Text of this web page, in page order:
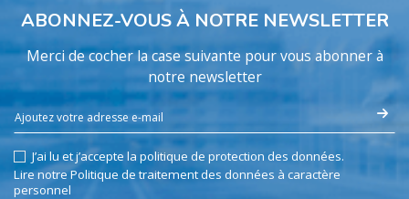
ABONNEZ-VOUS À NOTRE NEWSLETTER
Merci de cocher la case suivante pour vous abonner à
notre newsletter
J’ai lu et j’accepte la politique de protection des données.
Lire notre Politique de traitement des données à caractère
personnel